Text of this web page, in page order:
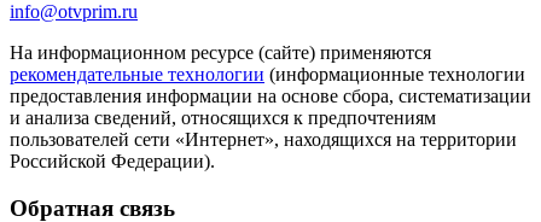
info@otvprim.ru
На информационном ресурсе (сайте) применяются
рекомендательные технологии (информационные технологии
предоставления информации на основе сбора, систематизации
и анализа сведений, относящихся к предпочтениям
пользователей сети «Интернет», находящихся на территории
Российской Федерации).
Обратная связь